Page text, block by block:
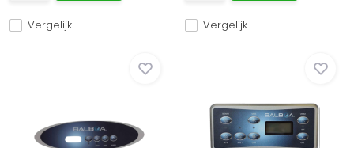
Vergelijk Vergelijk